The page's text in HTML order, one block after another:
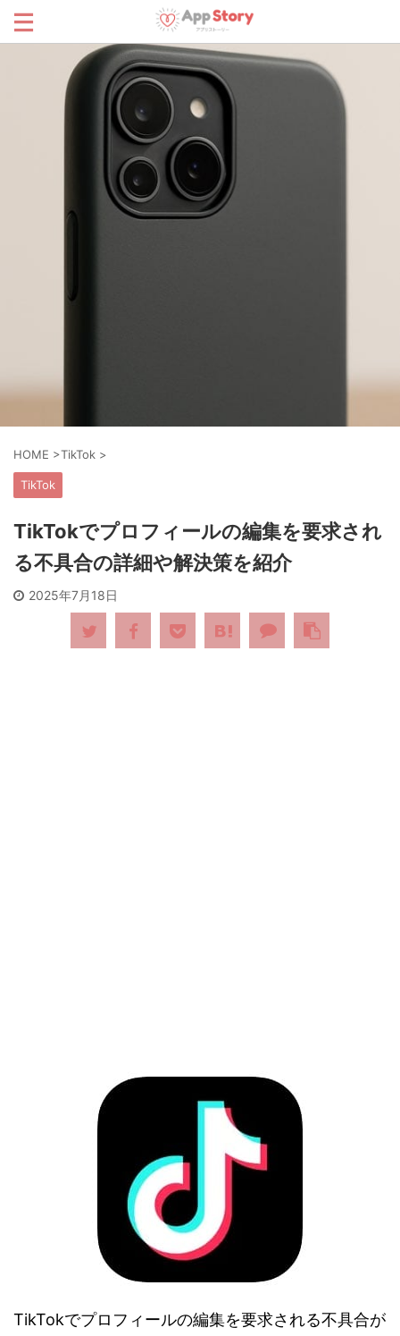
HOME >TikTok >
TikTok
TikTokでプロフィールの編集を要求され
る不具合の詳細や解決策を紹介
2025年7月18日
TikTokでプロフィールの編集を要求される不具合が